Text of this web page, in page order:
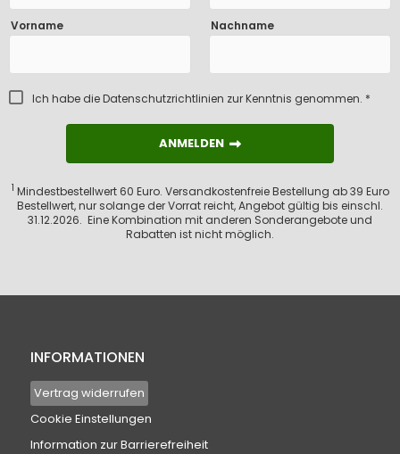
Vorname Nachname
Ich habe dieDatenschutzrichtlinien zur Kenntnis genommen. *
ANMELDEN
ANMELDEN
1 Mindestbestellwert 60 Euro. Versandkostenfreie Bestellung ab 39 Euro
Bestellwert, nur solange der Vorrat reicht, Angebot gültig bis einschl.
31.12.2026. Eine Kombination mit anderen Sonderangebote und
Rabatten ist nicht möglich.
INFORMATIONEN
Vertrag widerrufen
Cookie Einstellungen
Information zur Barrierefreiheit